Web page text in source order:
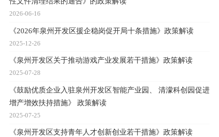
2026-06-16
《2026年泉州开发区援企稳岗促开局十条措施》政策解读
2025-12-26
《泉州开发区关于推动游戏产业发展若干措施》政策解读
2025-07-28
《鼓励优质企业入驻泉州开发区智能产业园、 清濛科创园促进
增产增效扶持措施》 政策解读
2025-07-25
《泉州开发区支持青年人才创新创业若干措施》政策解读